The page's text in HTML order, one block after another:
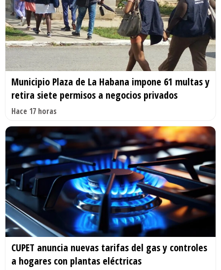
Municipio Plaza de La Habana impone 61 multas y
retira siete permisos a negocios privados
Hace 17 horas
CUPET anuncia nuevas tarifas del gas y controles
a hogares con plantas eléctricas